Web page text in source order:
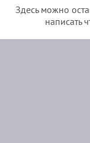
Здесь можно
написать